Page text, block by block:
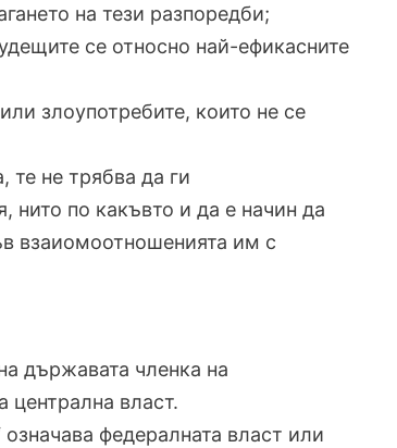
на тези разпоредби;
се относно най-ефикасните
злоупотребите, които не се
те не трябва да ги
нито по какъвто и да е начин да
взаиомоотношенията им с
държавата членка на
централна власт.
федералната власт или